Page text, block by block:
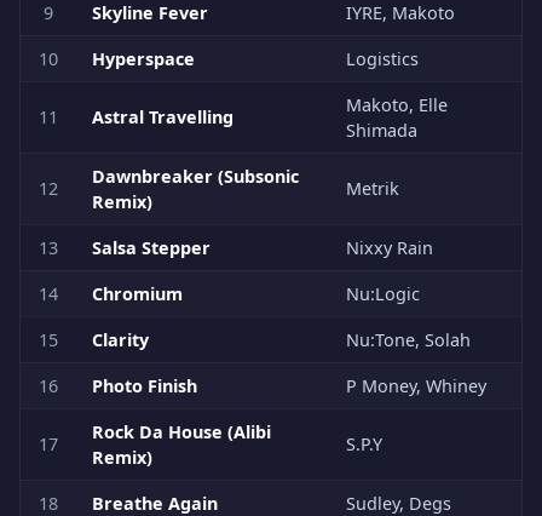
9
Skyline Fever
IYRE, Makoto
10
Hyperspace Logistics
11 Astral Travelling
Makoto, Elle
Shimada
12
Dawnbreaker (Subsonic
Remix)
Metrik
13 Salsa Stepper
Nixxy Rain
14
Chromium
Nu:Logic
15
Clarity
Nu:Tone, Solah
16
Photo Finish P Money, Whiney
17
Rock Da House (Alibi
Remix)
S.P.Y
18 Breathe Again
Sudley, Degs